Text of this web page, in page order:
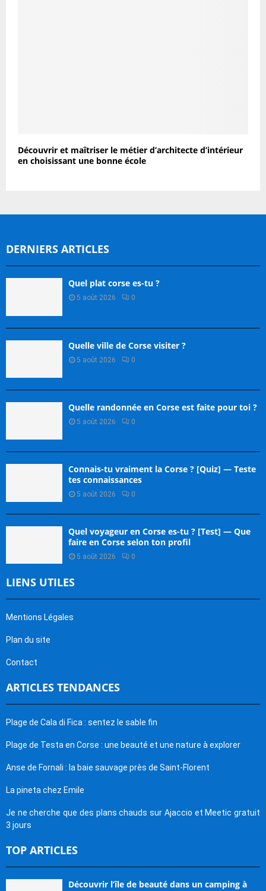
Découvrir et maîtriser le métier d’architecte d’intérieur
en choisissant une bonne école
DERNIERS ARTICLES
Quel plat corse es-tu ?
5 août 2026 0
Quelle ville de Corse visiter ?
5 août 2026 0
Quelle randonnée en Corse est faite pour toi ?
5 août 2026 0
Connais-tu vraiment la Corse ? [Quiz] — Teste
tes connaissances
5 août 2026 0
Quel voyageur en Corse es-tu ? [Test] — Que
faire en Corse selon ton profil
5 août 2026 0
LIENS UTILES
Mentions Légales
Plan du site
Contact
ARTICLES TENDANCES
Plage de Cala di Fica : sentez le sable fin
Plage de Testa en Corse : une beauté et une nature à explorer
Anse de Fornali : la baie sauvage près de Saint-Florent
La pineta chez Emile
Je ne cherche que des plans chauds sur Ajaccio et Meetic gratuit
3 jours
TOP ARTICLES
Découvrir l’île de beauté dans un camping à